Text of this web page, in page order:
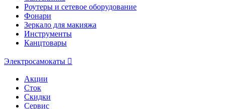
Роутеры и сетевое оборудование
Фонари
Зеркало для макияжа
Инструменты
Канцтовары
Электросамокаты
Акции
Сток
Скидки
Сервис